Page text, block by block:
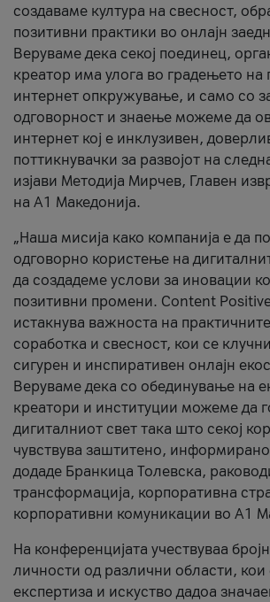
создаваме култура на свесност,
позитивни практики во онлајн
Веруваме дека секој поединец,
креатор има улога во градењето на
интернет опкружување, и само со
одговорност и знаење можеме да
интернет кој е инклузивен,
поттикнувачки за развојот на
изјави Методија Мирчев, Главен
на А1 Македонија.
„Наша мисија како компанија е да
одговорно користење на
да создадеме услови за иновации
позитивни промени. Content
истакнува важноста на
соработка и свесност, кои се
сигурен и инспиративен онлајн
Веруваме дека со обединување на
креатори и институции можеме да
дигиталниот свет така што секој
чувствува заштитено,
додаде Бранкица Толевска,
трансформација, корпоративна
корпоративни комуникации во А1
На конференцијата учествуваа
личности од различни области, кои
експертиза и искуство дадоа